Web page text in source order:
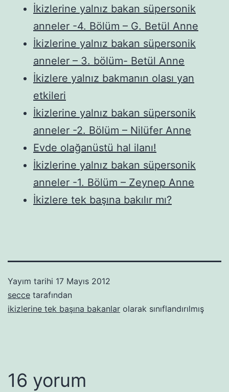
İkizlerine yalnız bakan süpersonik
anneler -4. Bölüm – G. Betül Anne
İkizlerine yalnız bakan süpersonik
anneler – 3. bölüm- Betül Anne
İkizlere yalnız bakmanın olası yan
etkileri
İkizlerine yalnız bakan süpersonik
anneler -2. Bölüm – Nilüfer Anne
Evde olağanüstü hal ilanı!
İkizlerine yalnız bakan süpersonik
anneler -1. Bölüm – Zeynep Anne
İkizlere tek başına bakılır mı?
Yayım tarihi 17 Mayıs 2012
secce tarafından
ikizlerine tek başına bakanlar olarak sınıflandırılmış
16 yorum